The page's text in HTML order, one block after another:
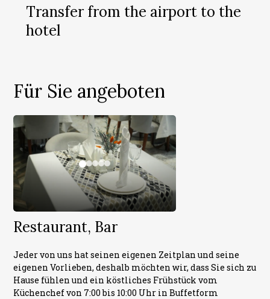
Transfer from the airport to the
hotel
Für Sie angeboten
Restaurant, Bar
Jeder von uns hat seinen eigenen Zeitplan und seine
eigenen Vorlieben, deshalb möchten wir, dass Sie sich zu
Hause fühlen und ein köstliches Frühstück vom
Küchenchef von 7:00 bis 10:00 Uhr in Buffetform